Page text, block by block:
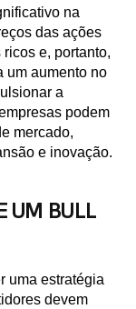
na
das ações
e, portanto,
um aumento no
a
podem
mercado,
e inovação.
UM BULL
uma estratégia
devem